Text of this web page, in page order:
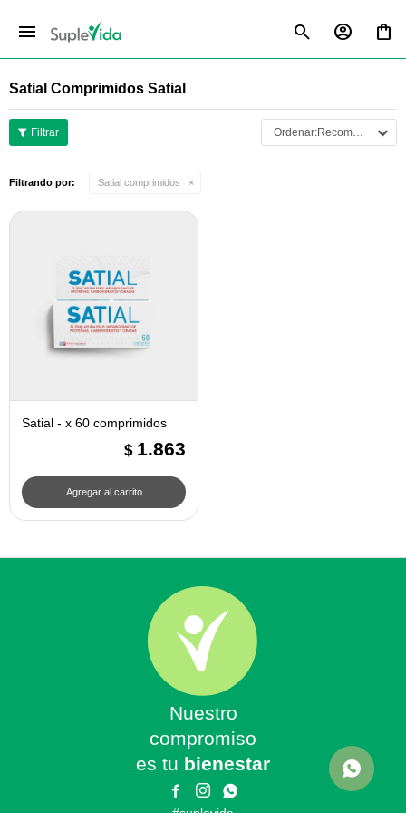
menu
Satial Comprimidos Satial
Recomendados
Filtrando por: Satial comprimidos
Satial - x 60 comprimidos
$ 1.863
Nuestro
compromiso
es tu bienestar
 
